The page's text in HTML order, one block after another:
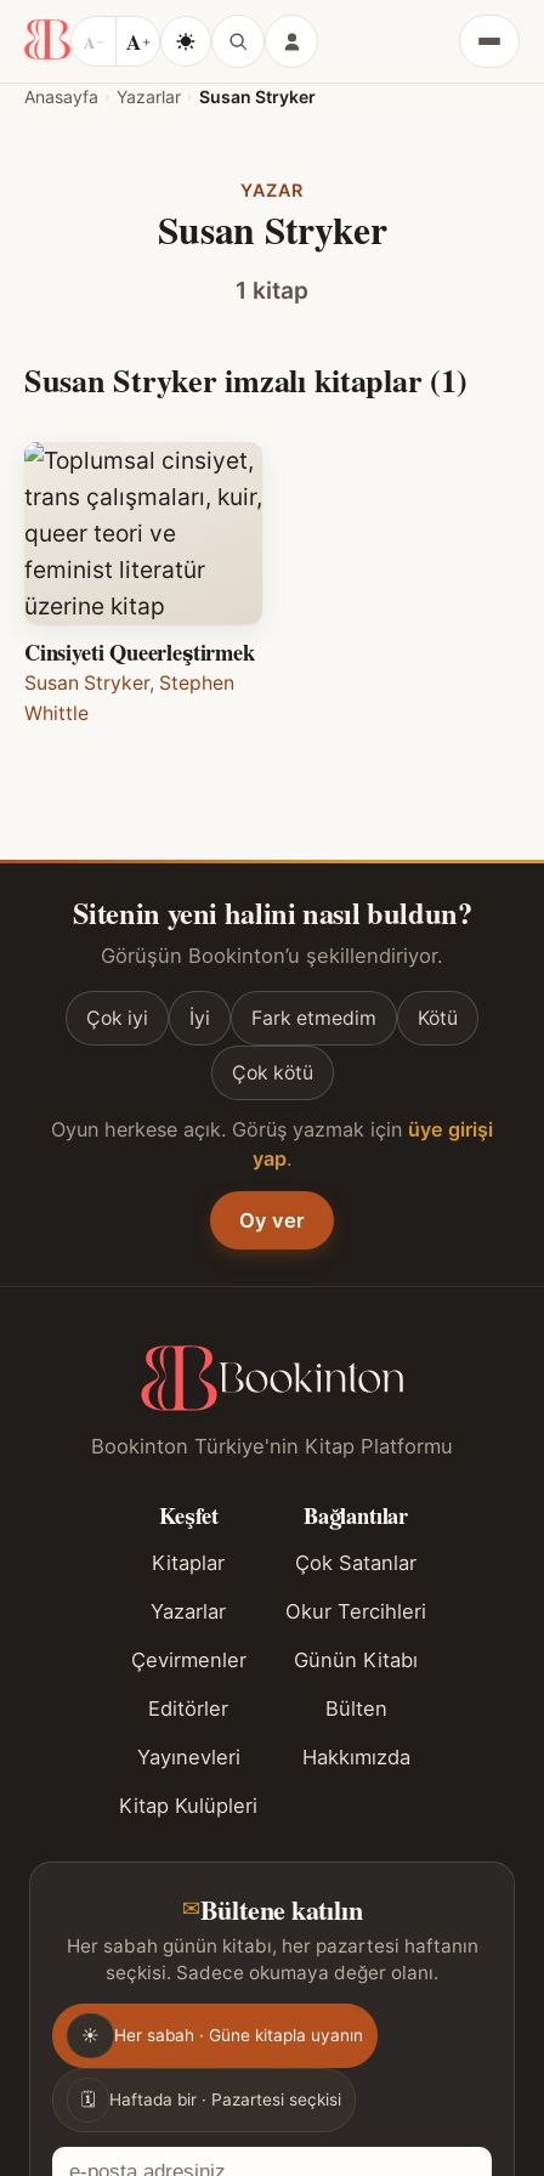
A − A+
Menü
Anasayfa Yazarlar Susan Stryker
YAZAR
Susan Stryker
1 kitap
Susan Stryker imzalı kitaplar (1)
Cinsiyeti Queerleştirmek
Susan Stryker, Stephen
Whittle
Sitenin yeni halini nasıl buldun?
Görüşün Bookinton’u şekillendiriyor.
Çok iyi İyi Fark etmedim Kötü
Çok kötü
Oyun herkese açık. Görüş yazmak için üye girişi
yap.
Oy ver
Bookinton Türkiye'nin Kitap Platformu
Keşfet
Kitaplar
Yazarlar
Çevirmenler
Editörler
Yayınevleri
Kitap Kulüpleri
Bağlantılar
Çok Satanlar
Okur Tercihleri
Günün Kitabı
Bülten
Hakkımızda
✉Bültene katılın
Her sabah günün kitabı, her pazartesi haftanın
seçkisi. Sadece okumaya değer olanı.
Gönderim
sıklığı
☀ Her sabah · Güne kitapla uyanın
🗓 Haftada bir · Pazartesi seçkisi
E-